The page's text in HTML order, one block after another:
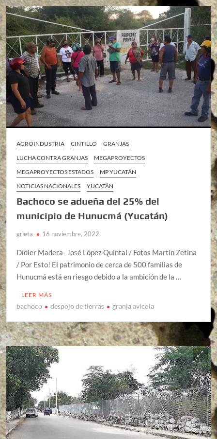
AGROINDUSTRIA CINTILLO
GRANJAS
LUCHA CONTRA GRANJAS
MEGAPROYECTOS
MEGAPROYECTOS ESTADOS
MP YUCATÁN
NOTICIAS NACIONALES
YUCATÁN
Bachoco se adueña del 25% del
municipio de Hunucmá (Yucatán)
grieta 16 noviembre, 2022
Dídier Madera- José López Quintal / Fotos Martín Zetina
/ Por Esto! El patrimonio de cerca de 500 familias de
Hunucmá está en riesgo debido a la ambición de la …
LEER MÁS
bachoco despojo de tierras granja avicola